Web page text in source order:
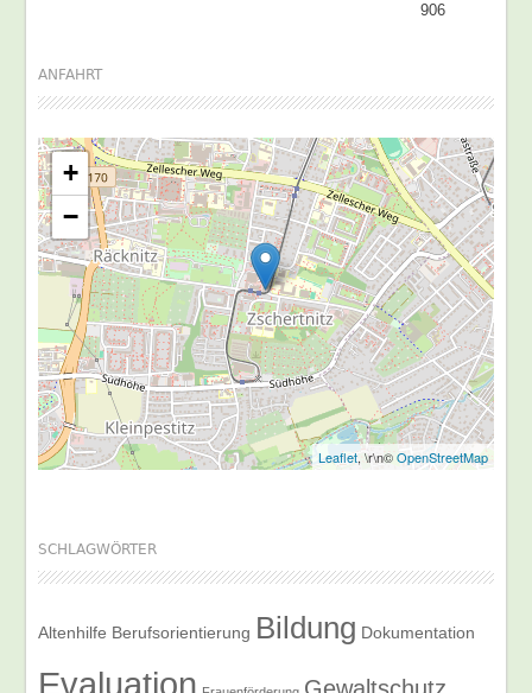
906
ANFAHRT
+
−
Leaflet, \r\n©OpenStreetMap
SCHLAGWÖRTER
Altenhilfe Berufsorientierung Bildung Dokumentation
Evaluation